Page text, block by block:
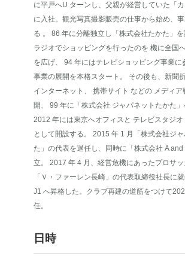
に平戸へU ターンし、父親が経営していた「カ
に入社。観光写真撮影販売の仕事から始め、
る 。 86 年に分離独立し「株式会社たかた」
ラジオでショッピングを行ったのを 機に全国
を広げ、 94 年にはテレビショッピング事業に
事業の展開を本格スタート。 その後も、新聞
インターネット、 携帯サイト などの メディア
開、 99 年に「株式会社 ジャパネットたかた」
2012 年には東京へオフィスと テレビスタジオ
として開設する。 2015 年 1 月「株式会社ジ
た」の代表を退任し、同時に「株式会社 A and
立。 2017 年 4 月、経営危機にあったプロサ
「Ｖ・ファーレン長崎」の代表取締役社長に
J1 へ昇格した。クラブ再建の道筋をつけて
任。
日時